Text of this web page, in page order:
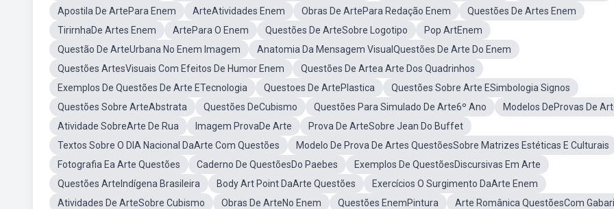
Apostila De ArtePara Enem ArteAtividades Enem Obras De ArtePara Redação Enem
Questões De Artes Enem
TirirnhaDe Artes Enem
ArtePara O Enem Questões De ArteSobre Logotipo
Pop ArtEnem
Questão De ArteUrbana No Enem Imagem
Anatomia Da Mensagem VisualQuestões De Arte Do Enem
Questões ArtesVisuais Com Efeitos De Humor Enem
Questões De Artea Arte Dos Quadrinhos
Exemplos De Questões De Arte ETecnologia
Questoes De ArtePlastica
Questões Sobre Arte ESimbologia Signos
Questões Sobre ArteAbstrata
Questões DeCubismo Questões Para Simulado De Arte6º Ano
Modelos DeProvas De
Atividade SobreArte De Rua
Imagem ProvaDe Arte
Prova De ArteSobre Jean Do Buffet
Textos Sobre O DIA Nacional DaArte Com Questões
Modelo De Prova De Artes QuestõesSobre Matrizes Estéticas E Culturais
Fotografia Ea Arte Questões
Caderno De QuestõesDo Paebes
Exemplos De QuestõesDiscursivas Em Arte
Questões ArteIndígena Brasileira
Body Art Point DaArte Questões
Exercícios O Surgimento DaArte Enem
Atividades De ArteSobre Cubismo
Obras De ArteNo Enem Questões EnemPintura
Arte Românica QuestõesCom